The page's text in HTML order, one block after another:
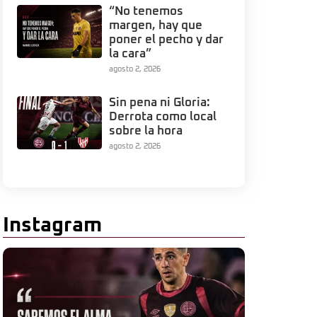
“No tenemos
margen, hay que
poner el pecho y dar
la cara”
agosto 2, 2026
Sin pena ni Gloria:
Derrota como local
sobre la hora
agosto 2, 2026
Instagram